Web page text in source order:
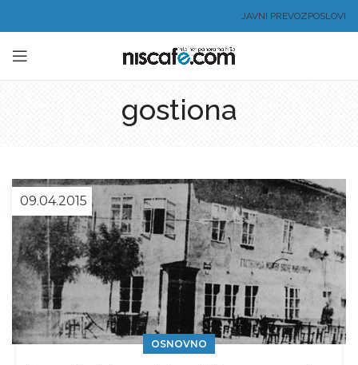
JAVNI PREVOZPOSLOVI
gostiona
09.04.2015
OSNOVNO